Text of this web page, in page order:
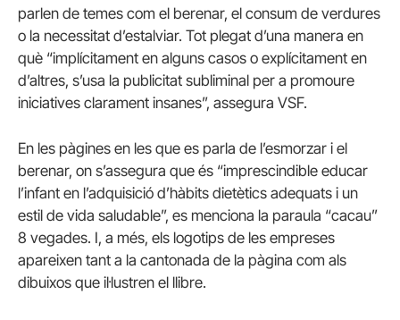
parlen de temes com el berenar, el consum de verdures
o la necessitat d’estalviar. Tot plegat d’una manera en
què “implícitament en alguns casos o explícitament en
d’altres, s’usa la publicitat subliminal per a promoure
iniciatives clarament insanes”, assegura VSF.
En les pàgines en les que es parla de l’esmorzar i el
berenar, on s’assegura que és “imprescindible educar
l’infant en l’adquisició d’hàbits dietètics adequats i un
estil de vida saludable”, es menciona la paraula “cacau”
8 vegades. I, a més, els logotips de les empreses
apareixen tant a la cantonada de la pàgina com als
dibuixos que il·lustren el llibre.